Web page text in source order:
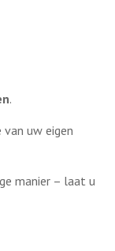
.
uw eigen
manier – laat u